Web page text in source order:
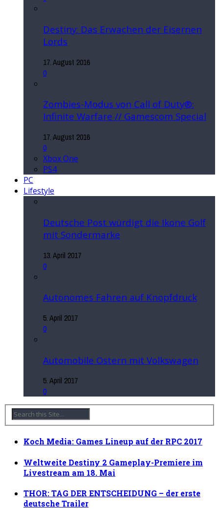
Destiny: Das Erwachen der Eisernen
Lords
17. August 2016
0
Zombies-Modus von Call of Duty®:
Infinite Warfare // Gamescom Special
17. August 2016
0
Xbox One
PS4
PC
Lifestyle
Deutsche Post würdigt die Ikone Golf
mit Sondermarke
13. April 2017
0
Autonomes Fahren auf Knopfdruck
5. April 2017
0
Automobile Ostern mit Volkswagen
5. April 2017
0
Koch Media: Games Lineup auf der RPC 2017
Weltweite Destiny 2 Gameplay-Premiere im
Livestream am 18. Mai
THOR: TAG DER ENTSCHEIDUNG – der erste
deutsche Trailer